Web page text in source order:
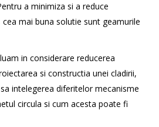
a minimiza si a reduce
mai buna solutie sunt geamurile
in considerare reducerea
si constructia unei cladirii,
intelegerea diferitelor mecanisme
circula si cum acesta poate fi